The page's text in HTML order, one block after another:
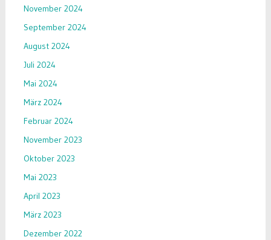
November 2024
September 2024
August 2024
Juli 2024
Mai 2024
März 2024
Februar 2024
November 2023
Oktober 2023
Mai 2023
April 2023
März 2023
Dezember 2022